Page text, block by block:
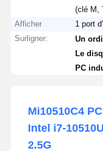
(clé M,
Afficher
1 port
Surligner:
Un
Le
PC
Mi10510C4
Intel i7-
2.5G